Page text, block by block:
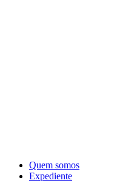
Quem somos
Expediente